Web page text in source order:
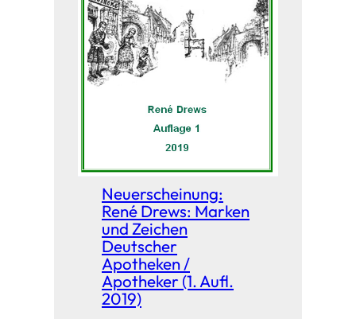
Neuerscheinung:
René Drews: Marken
und Zeichen
Deutscher
Apotheken /
Apotheker (1. Aufl.
2019)